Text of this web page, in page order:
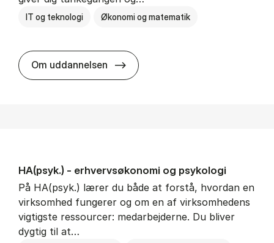
IT og teknologi Økonomi og matematik
Om uddannelsen HA(mat.) - erhvervs­økonomi og
HA(psyk.) - erhvervs­økonomi og psy­ko­lo­gi
På HA(psyk.) lærer du både at forstå, hvordan en
virksomhed fungerer og om en af virksomhedens
vigtigste ressourcer: medarbejderne. Du bliver
dygtig til at…